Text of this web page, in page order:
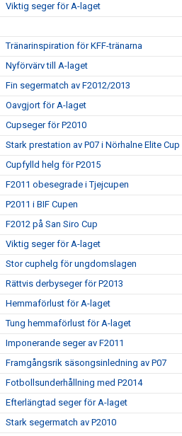
Viktig seger för A-laget
Tränarinspiration för KFF-tränarna
Nyförvärv till A-laget
Fin segermatch av F2012/2013
Oavgjort för A-laget
Cupseger för P2010
Stark prestation av P07 i Nörhalne Elite Cup
Cupfylld helg för P2015
F2011 obesegrade i Tjejcupen
P2011 i BIF Cupen
F2012 på San Siro Cup
Viktig seger för A-laget
Stor cuphelg för ungdomslagen
Rättvis derbyseger för P2013
Hemmaförlust för A-laget
Tung hemmaförlust för A-laget
Imponerande seger av F2011
Framgångsrik säsongsinledning av P07
Fotbollsunderhållning med P2014
Efterlängtad seger för A-laget
Stark segermatch av P2010